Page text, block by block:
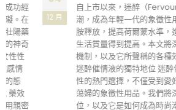
12 月
自上市以來，迷醉（Fervour）催
潮，成為年輕一代的象徵性用品。
胺釋放，提高荷爾蒙水準，進而增
生活質量得到提高。本文將深入研
機制，以及它所聲稱的各種效果，
迷醉催情液的獨特地位 迷醉催情液
性的熱門選擇，不僅受到愛好者的
蕩婦的象徵性用品。我們將深入探
位，以及它是如何成為時尚潮流的